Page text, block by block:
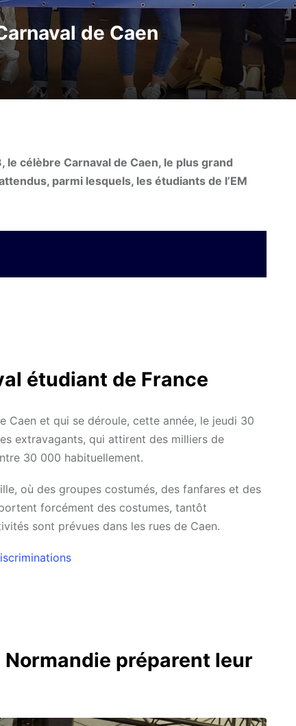
de Caen
célèbre Carnaval de Caen, le plus grand
parmi lesquels, les étudiants de l’EM
étudiant de France
Caen et qui se déroule, cette année, le jeudi 30
extravagants, qui attirent des milliers de
30 000 habituellement.
où des groupes costumés, des fanfares et des
forcément des costumes, tantôt
sont prévues dans les rues de Caen.
Normandie préparent leur